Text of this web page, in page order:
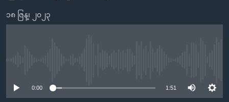
သို့
အစ္စရေး-ပါလက်စတိုင်း
ရပ်ဝန်းတခု လမ်းတခု အလွန်
အင်္ဂလိပ်စာလေ့လာမယ်
၁၈ ဇြန္၊ ၂၀၂၃
0:00 1:51